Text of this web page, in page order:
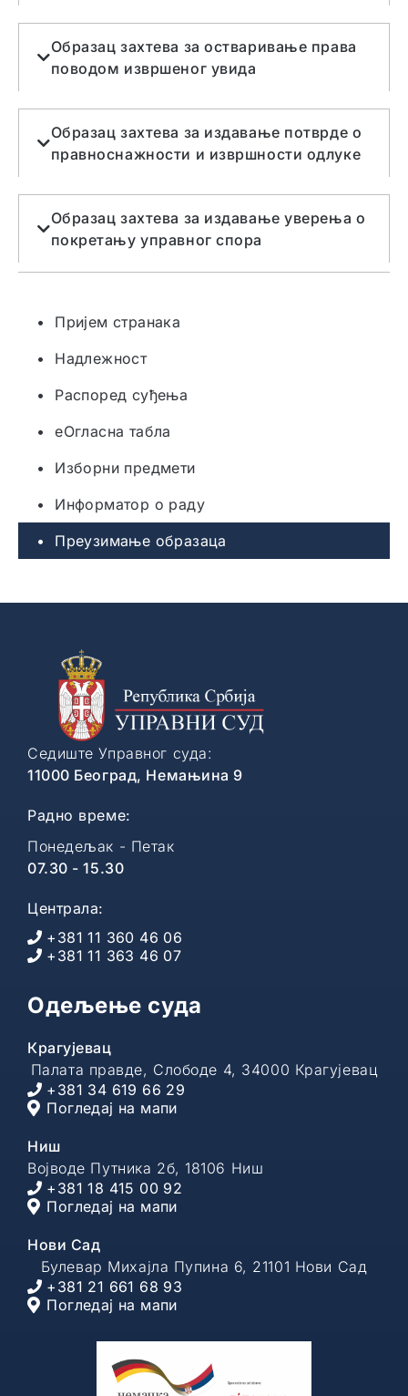
Образац захтева за остваривање права
поводом извршеног увида
Образац захтева за издавање потврде о
правноснажности и извршности одлуке
Образац захтевa за издавање уверења о
покретању управног спора
• Пријем странака
• Надлежност
• Распоред суђења
• еОгласна табла
• Изборни предмети
• Информатор о раду
• Преузимање образаца
Седиште Управног суда:
11000 Београд, Немањина 9
Радно време:
Понедељак - Петак
07.30 - 15.30
Централа:
+381 11 360 46 06
+381 11 363 46 07
Одељење суда
Крагујевац
Палата правде, Слободе 4, 34000 Крагујевац
+381 34 619 66 29
Погледај на мапи
Ниш
Војводе Путника 2б, 18106 Ниш
+381 18 415 00 92
Погледај на мапи
Нови Сад
Булевар Михајла Пупина 6, 21101 Нови Сад
+381 21 661 68 93
Погледај на мапи